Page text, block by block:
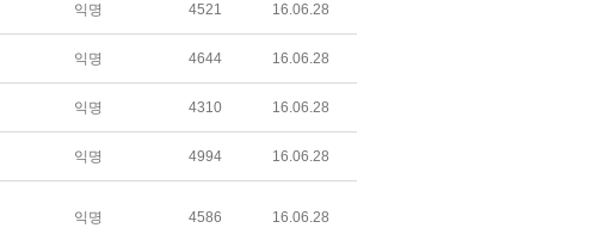
익명 4521 16.06.28
익명 4644 16.06.28
익명 4310 16.06.28
익명 4994 16.06.28
익명 4586 16.06.28